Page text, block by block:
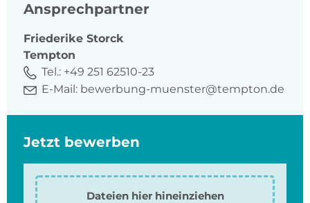
Ansprechpartner
Friederike Storck
Tempton
Tel.: +49 251 62510-23
E-Mail: bewerbung-muenster@tempton.de
Jetzt bewerben
Dateien hier hineinziehen